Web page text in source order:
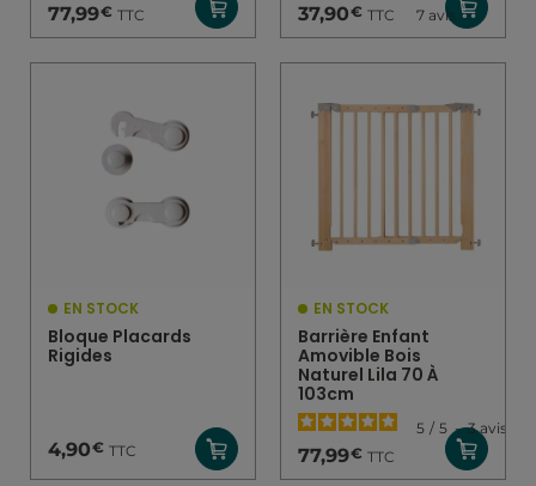
77,99€ TTC
7avis
37,90€ TTC
EN STOCK
Bloque Placards
Rigides
4,90€ TTC
EN STOCK
Barrière Enfant
Amovible Bois
Naturel Lila 70 À
103cm
5 / 5 - 3avis
77,99€ TTC